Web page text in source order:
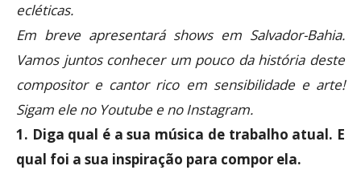
ecléticas.
Em breve apresentará shows em Salvador-Bahia.
Vamos juntos conhecer um pouco da história deste
compositor e cantor rico em sensibilidade e arte!
Sigam ele no Youtube e no Instagram.
1. Diga qual é a sua música de trabalho atual. E
qual foi a sua inspiração para compor ela.